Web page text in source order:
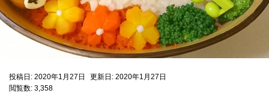
投稿日: 2020年1月27日
更新日: 2020年1月27日
閲覧数: 3,358